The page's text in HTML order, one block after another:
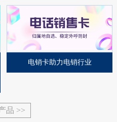
​电销卡助力电销行业
品 >>